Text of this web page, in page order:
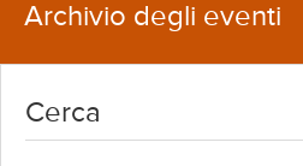
Archivio degli eventi
Cerca